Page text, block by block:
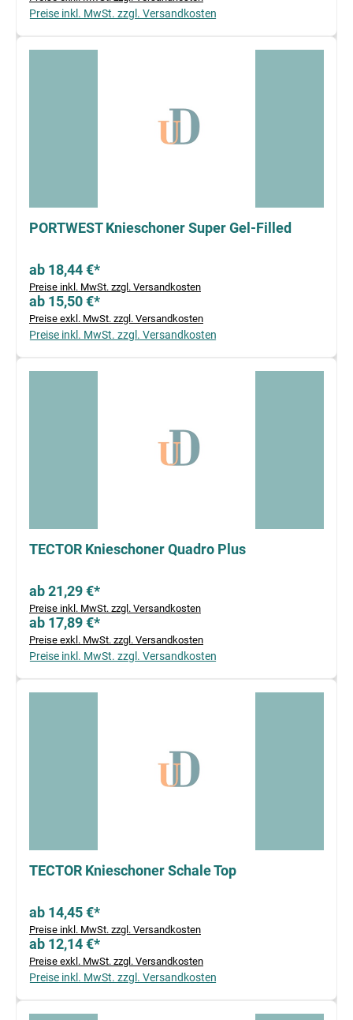
Preise inkl. MwSt. zzgl. Versandkosten
PORTWEST Knieschoner Super Gel-Filled
ab 18,44 €*
Preise inkl. MwSt. zzgl. Versandkosten
ab 15,50 €*
Preise exkl. MwSt. zzgl. Versandkosten
Preise inkl. MwSt. zzgl. Versandkosten
TECTOR Knieschoner Quadro Plus
ab 21,29 €*
Preise inkl. MwSt. zzgl. Versandkosten
ab 17,89 €*
Preise exkl. MwSt. zzgl. Versandkosten
Preise inkl. MwSt. zzgl. Versandkosten
TECTOR Knieschoner Schale Top
ab 14,45 €*
Preise inkl. MwSt. zzgl. Versandkosten
ab 12,14 €*
Preise exkl. MwSt. zzgl. Versandkosten
Preise inkl. MwSt. zzgl. Versandkosten